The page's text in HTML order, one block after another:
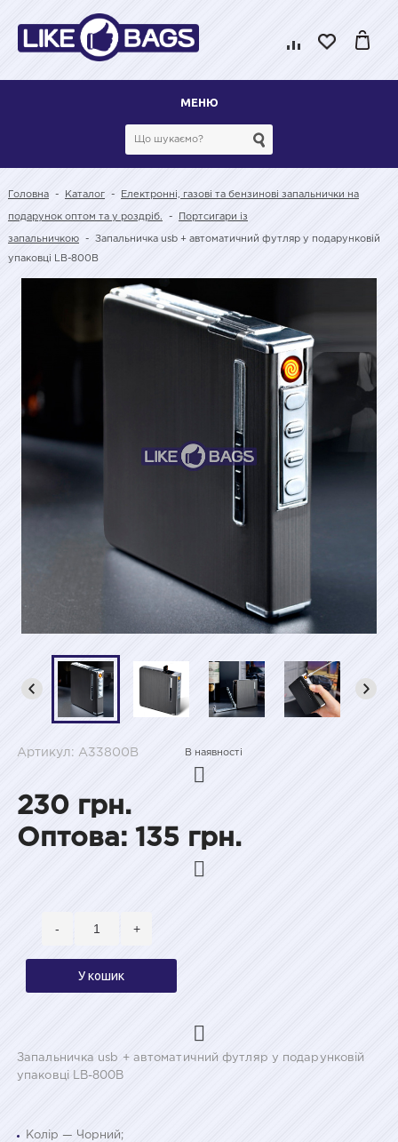
МЕНЮ
Головна - Каталог - Електронні, газові та бензинові запальнички на
подарунок оптом та у роздріб. - Портсигари із
запальничкою - Запальничка usb + автоматичний футляр у подарунковій
упаковці LB-800B
Артикул: A33800B В наявності
230 грн.
Оптова: 135 грн.
- +
У кошик
Запальничка usb + автоматичний футляр у подарунковій
упаковці LB-800B
Колір — Чорний;